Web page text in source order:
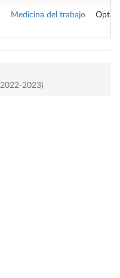
Medicina del trabajo
2023)